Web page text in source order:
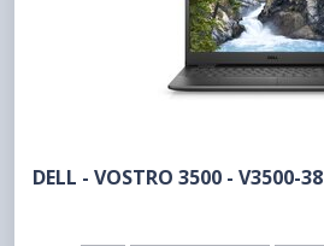
DELL - VOSTRO 3500 - V3500-38